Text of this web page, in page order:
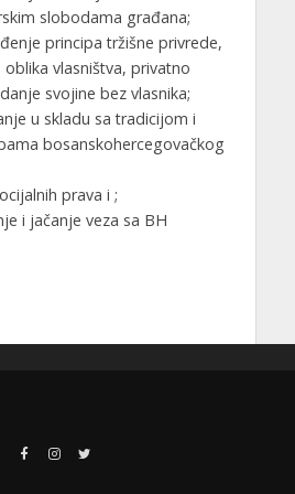
slobodama građana;
principa tržišne privrede,
vlasništva, privatno
svojine bez vlasnika;
u skladu sa tradicijom i
bosanskohercegovačkog
prava i ;
i jačanje veza sa BH